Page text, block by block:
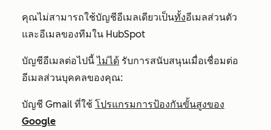
คุณไม่สามารถใช้บัญชีอีเมลเดียวเป็นทั้งอีเมลส่วนตัว
และอีเมลของทีมใน HubSpot
บัญชีอีเมลต่อไปนี้ไม่ได้ รับการสนับสนุนเมื่อเชื่อมต่อ
อีเมลส่วนบุคคลของคุณ:
บัญชี Gmail ที่ใช้ โปรแกรมการป้องกันขั้นสูงของ
Google